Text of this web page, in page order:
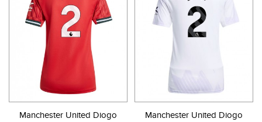
Manchester United Diogo
Manchester United Diogo